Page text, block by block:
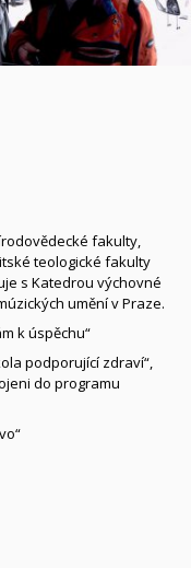
fakulty,
teologické fakulty
s Katedrou výchovné
umění v Praze.
k úspěchu“
podporující zdraví“,
do programu